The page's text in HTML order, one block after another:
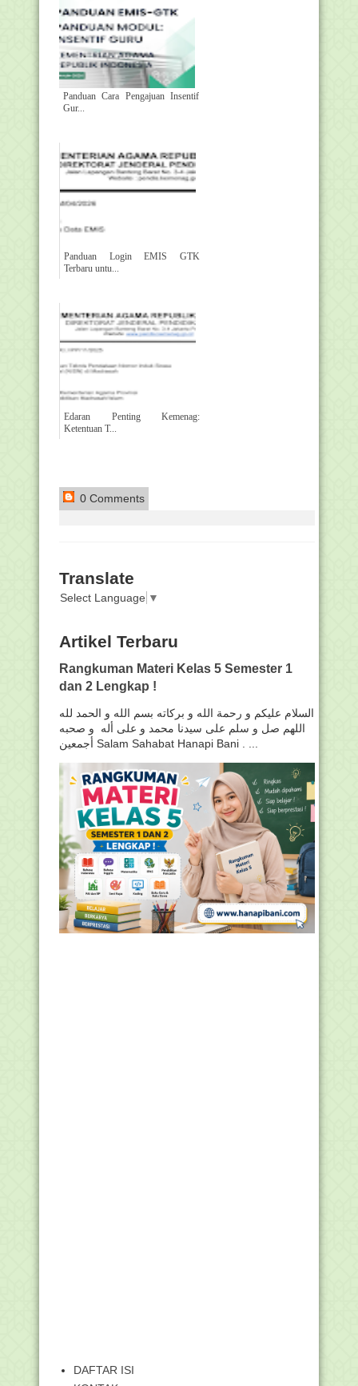
Panduan Cara Pengajuan Insentif
Gur...
Panduan Login EMIS GTK
Terbaru untu...
Edaran Penting Kemenag:
Ketentuan T...
0 Comments
Translate
Select Language ▼
Artikel Terbaru
Rangkuman Materi Kelas 5 Semester 1
dan 2 Lengkap !
السلام عليكم و رحمة الله و بركاته بسم الله و الحمد لله
اللهم صل و سلم على سيدنا محمد و على أله و صحبه
أجمعين Salam Sahabat Hanapi Bani . ...
DAFTAR ISI